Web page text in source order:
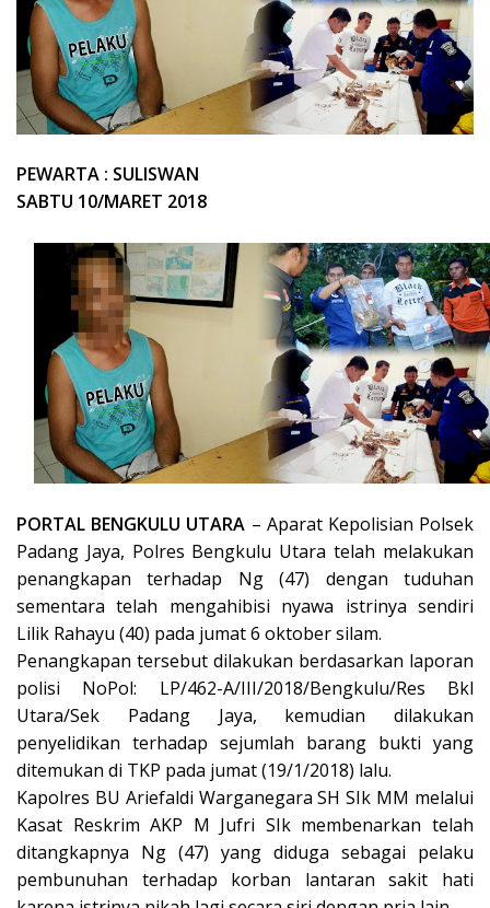
PEWARTA : SULISWAN
SABTU 10/MARET 2018
PORTAL BENGKULU UTARA – Aparat Kepolisian Polsek
Padang Jaya, Polres Bengkulu Utara telah melakukan
penangkapan terhadap Ng (47) dengan tuduhan
sementara telah mengahibisi nyawa istrinya sendiri
Lilik Rahayu (40) pada jumat 6 oktober silam.
Penangkapan tersebut dilakukan berdasarkan laporan
polisi NoPol: LP/462-A/III/2018/Bengkulu/Res Bkl
Utara/Sek Padang Jaya, kemudian dilakukan
penyelidikan terhadap sejumlah barang bukti yang
ditemukan di TKP pada jumat (19/1/2018) lalu.
Kapolres BU Ariefaldi Warganegara SH SIk MM melalui
Kasat Reskrim AKP M Jufri SIk membenarkan telah
ditangkapnya Ng (47) yang diduga sebagai pelaku
pembunuhan terhadap korban lantaran sakit hati